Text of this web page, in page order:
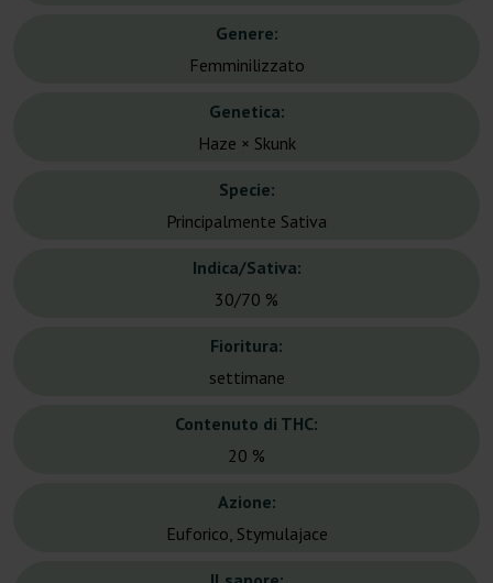
Genere:
Femminilizzato
Genetica:
Haze × Skunk
Specie:
Principalmente Sativa
Indica/Sativa:
30/70 %
Fioritura:
settimane
Contenuto di THC:
20 %
Azione:
Euforico, Stymulajace